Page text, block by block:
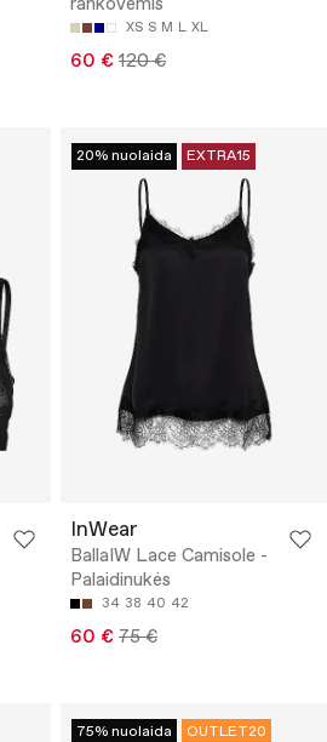
rankovėmis
XS S M L XL
60 € 120 €
20% nuolaida EXTRA15
InWear
BallaIW Lace Camisole -
Palaidinukės
34 38 40 42
60 € 75 €
75% nuolaida OUTLET20